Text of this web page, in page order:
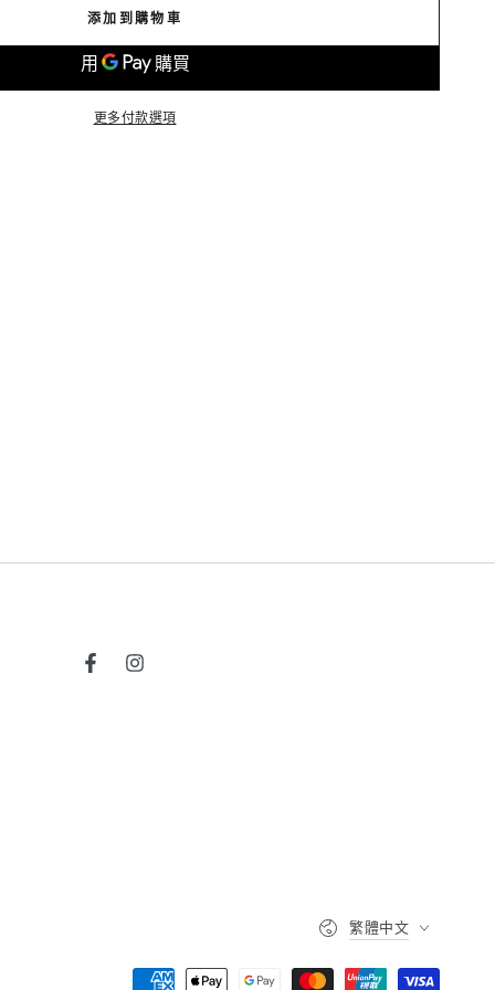
添加到購物車
更多付款選項
FacebookInstagram
言
繁體中文